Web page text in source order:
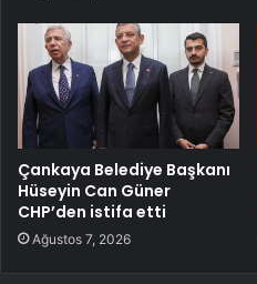
Çankaya Belediye Başkanı
Hüseyin Can Güner
CHP’den istifa etti
Ağustos 7, 2026